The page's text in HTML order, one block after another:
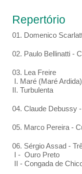
Repertório
01. Domenico
02. Paulo Bellinatti -
03. Lea Freire
I. Maré (Maré Ardida)
II. Turbulenta
04. Claude Debussy
05. Marco Pereira -
06. Sérgio Assad -
I - Ouro Preto
II - Congada de